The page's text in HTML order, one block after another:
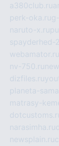
a380club.ru
perk-oka.ru
naruto-x.ru
spayderhed-
webamator.ru
nv-750.ru
dizfiles.ru
planeta-
matrasy-
narasimha.ru
newsplain.ru